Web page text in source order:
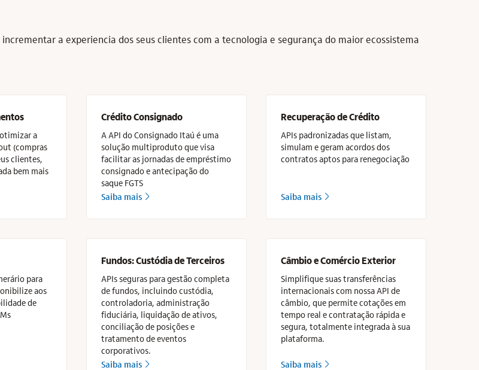
a experiencia dos seus clientes com a tecnologia e segurança do maior ecossistema
a
(compras
clientes,
bem mais
Crédito Consignado
A API do Consignado Itaú é uma
solução multiproduto que visa
facilitar as jornadas de empréstimo
consignado e antecipação do
saque FGTS
Saiba mais seta_direita
Recuperação de Crédito
APIs padronizadas que listam,
simulam e geram acordos dos
contratos aptos para renegociação
Saiba mais seta_direita
para
aos
de
Fundos: Custódia de Terceiros
APIs seguras para gestão completa
de fundos, incluindo custódia,
controladoria, administração
fiduciária, liquidação de ativos,
conciliação de posições e
tratamento de eventos
corporativos.
Saiba mais seta_direita
Câmbio e Comércio Exterior
Simplifique suas transferências
internacionais com nossa API de
câmbio, que permite cotações em
tempo real e contratação rápida e
segura, totalmente integrada à sua
plataforma.
Saiba mais seta_direita